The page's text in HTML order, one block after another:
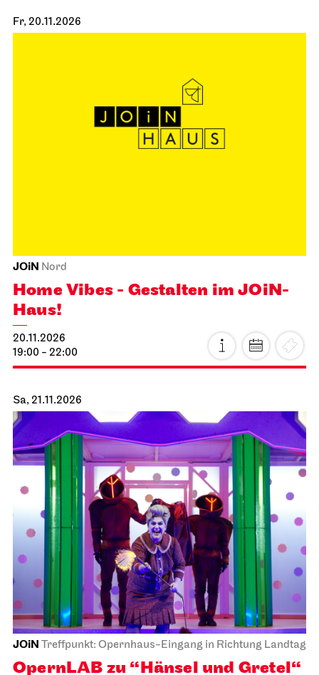
Fr, 20.11.2026
JOiN Nord
Home Vibes - Gestalten im JOiN-
Haus!
20.11.2026
19:00 - 22:00
Sa, 21.11.2026
JOiN Treffpunkt: Opernhaus-Eingang in Richtung Landtag
OpernLAB zu “Hänsel und Gretel“